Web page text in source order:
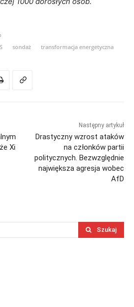
sondaż
transformacja energetyczna
Xi
Następny artykuł
Drastyczny wzrost ataków
na członków partii
politycznych. Bezwzględnie
największa agresja wobec
AfD
Szukaj